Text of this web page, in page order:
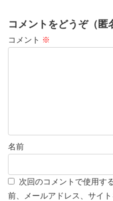
コメントをどうぞ（匿
コメント ※
名前
次回のコメントで使用す
前、メールアドレス、サイト